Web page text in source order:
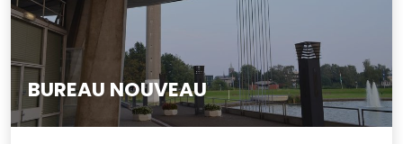
BUREAU NOUVEAU